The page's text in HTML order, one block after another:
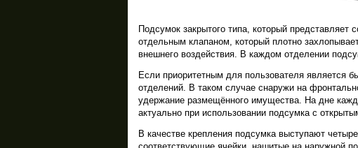
Подсумок закрытого типа, который
отдельным клапаном, который плотно
внешнего воздействия. В каждом отделении
Если приоритетным для пользователя является
отделений. В таком случае снаружи на
удержание размещённого имущества. На дне
актуально при использовании подсумка с
В качестве крепления подсумка выступают